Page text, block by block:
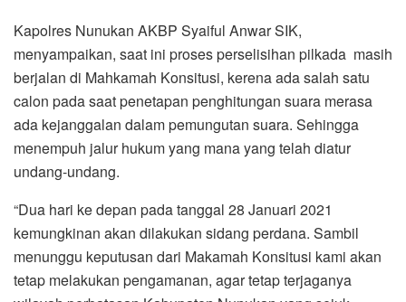
Kapolres Nunukan AKBP Syaiful Anwar SIK,
menyampaikan, saat ini proses perselisihan pilkada masih
berjalan di Mahkamah Konsitusi, kerena ada salah satu
calon pada saat penetapan penghitungan suara merasa
ada kejanggalan dalam pemungutan suara. Sehingga
menempuh jalur hukum yang mana yang telah diatur
undang-undang.
“Dua hari ke depan pada tanggal 28 Januari 2021
kemungkinan akan dilakukan sidang perdana. Sambil
menunggu keputusan dari Makamah Konsitusi kami akan
tetap melakukan pengamanan, agar tetap terjaganya